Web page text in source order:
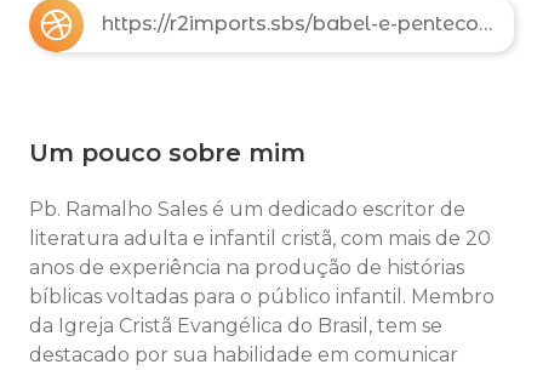
https://r2imports.sbs/babel-e-pentecostes
Um pouco sobre mim
Pb. Ramalho Sales é um dedicado escritor de
literatura adulta e infantil cristã, com mais de 20
anos de experiência na produção de histórias
bíblicas voltadas para o público infantil. Membro
da Igreja Cristã Evangélica do Brasil, tem se
destacado por sua habilidade em comunicar